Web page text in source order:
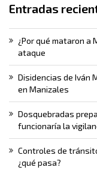
Entradas
¿Por qué mataron
ataque
Disidencias de Iván
en Manizales
Dosquebradas
funcionaría la
Controles de
¿qué pasa?